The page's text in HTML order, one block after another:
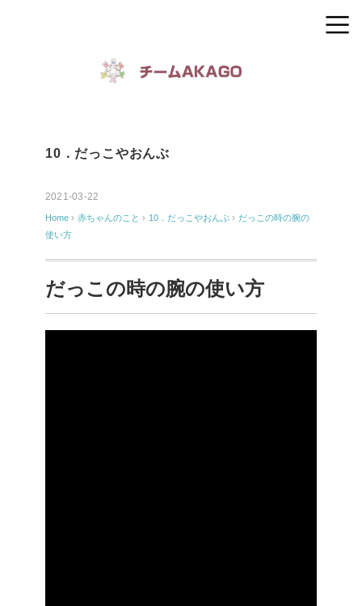
10．だっこやおんぶ
2021-03-22
Home › 赤ちゃんのこと › 10．だっこやおんぶ › だっこの時の腕の
使い方
だっこの時の腕の使い方